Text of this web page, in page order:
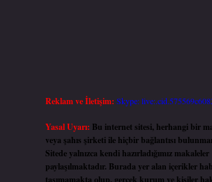
Reklam ve İletişim: Skype:
Yasal Uyarı: Bu internet sitesi, herhangi bir
veya şahıs şirketi ile hiçbir bağlantısı
Sitede yalnızca kendi hazırladığımız makaleler
paylaşılmaktadır. Burada yer alan içerikler
taşımamakta olup, gerçek kurum ve kişiler